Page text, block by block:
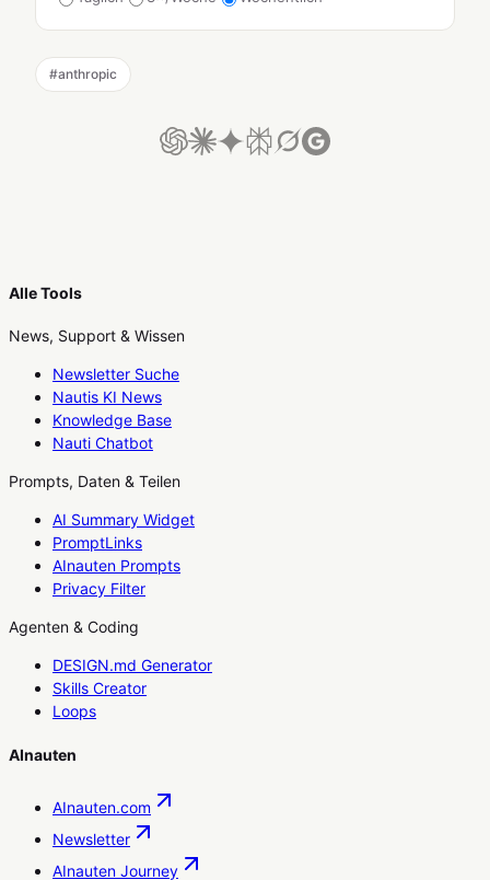
#anthropic
Alle Tools
News, Support & Wissen
Newsletter Suche
Nautis KI News
Knowledge Base
Nauti Chatbot
Prompts, Daten & Teilen
AI Summary Widget
PromptLinks
AInauten Prompts
Privacy Filter
Agenten & Coding
DESIGN.md Generator
Skills Creator
Loops
AInauten
AInauten.com
Newsletter
AInauten Journey